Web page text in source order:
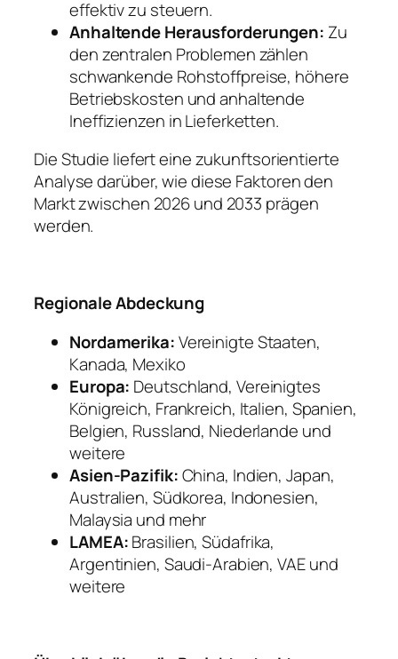
effektiv zu steuern.
Anhaltende Herausforderungen: Zu
den zentralen Problemen zählen
schwankende Rohstoffpreise, höhere
Betriebskosten und anhaltende
Ineffizienzen in Lieferketten.
Die Studie liefert eine zukunftsorientierte
Analyse darüber, wie diese Faktoren den
Markt zwischen 2026 und 2033 prägen
werden.
Regionale Abdeckung
Nordamerika:Vereinigte Staaten,
Kanada, Mexiko
Europa: Deutschland, Vereinigtes
Königreich, Frankreich, Italien, Spanien,
Belgien, Russland, Niederlande und
weitere
Asien-Pazifik:China, Indien, Japan,
Australien, Südkorea, Indonesien,
Malaysia und mehr
LAMEA:Brasilien, Südafrika,
Argentinien, Saudi-Arabien, VAE und
weitere